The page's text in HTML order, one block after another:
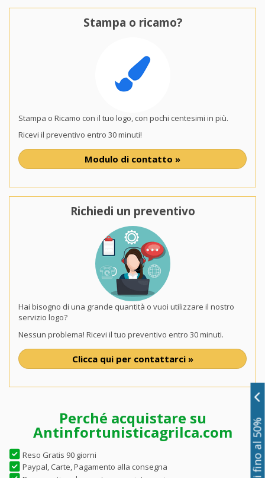
Stampa o ricamo?
Stampa o Ricamo con il tuo logo, con pochi centesimi in più.
Ricevi il preventivo entro 30 minuti!
Modulo di contatto »
Richiedi un preventivo
Hai bisogno di una grande quantità o vuoi utilizzare il nostro
servizio logo?
Nessun problema! Ricevi il tuo preventivo entro 30 minuti.
Clicca qui per contattarci »
Perché acquistare su
Antinfortunisticagrilca.com
Reso Gratis 90 giorni
Paypal, Carte, Pagamento alla consegna